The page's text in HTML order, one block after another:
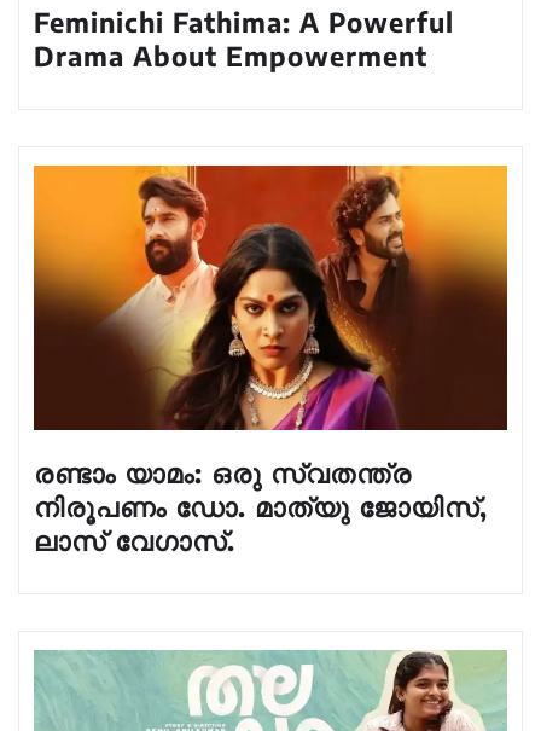
Feminichi Fathima: A Powerful
Drama About Empowerment
രണ്ടാം യാമം: ഒരു സ്വതന്ത്ര
നിരൂപണം ഡോ. മാത്യു ജോയിസ്,
ലാസ്‌ വേഗാസ്.